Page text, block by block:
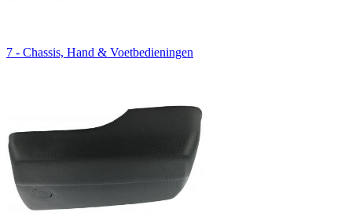
7 - Chassis, Hand & Voetbedieningen